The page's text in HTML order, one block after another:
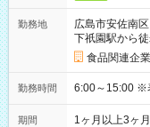
勤務地
広島市安佐南区
下祇園駅から
食品関連企業
勤務時間
期間
1ヶ月以上3ヶ